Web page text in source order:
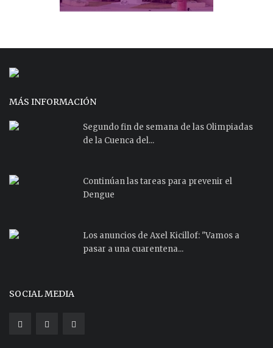
MÁS INFORMACIÓN
Segundo fin de semana de las Olimpiadas
de la Cuenca del...
Continúan las tareas para prevenir el
Dengue
Los anuncios de Axel Kicillof: "Vamos a
pasar a una cuarentena...
SOCIAL MEDIA